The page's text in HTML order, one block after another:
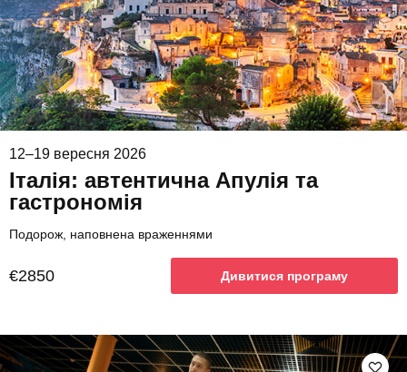
12–19 вересня 2026
Італія: автентична Апулія та
гастрономія
Подорож, наповнена враженнями
€2850 Дивитися програму